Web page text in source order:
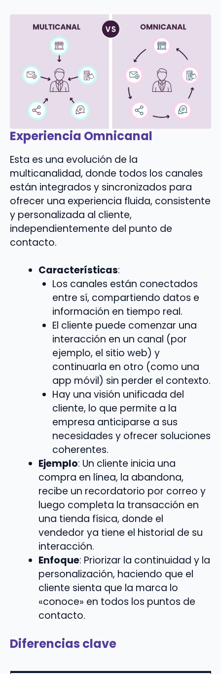
Experiencia Omnicanal
Esta es una evolución de la
multicanalidad, donde todos los canales
están integrados y sincronizados para
ofrecer una experiencia fluida, consistente
y personalizada al cliente,
independientemente del punto de
contacto.
Características:
Los canales están conectados
entre sí, compartiendo datos e
información en tiempo real.
El cliente puede comenzar una
interacción en un canal (por
ejemplo, el sitio web) y
continuarla en otro (como una
app móvil) sin perder el contexto.
Hay una visión unificada del
cliente, lo que permite a la
empresa anticiparse a sus
necesidades y ofrecer soluciones
coherentes.
Ejemplo: Un cliente inicia una
compra en línea, la abandona,
recibe un recordatorio por correo y
luego completa la transacción en
una tienda física, donde el
vendedor ya tiene el historial de su
interacción.
Enfoque: Priorizar la continuidad y la
personalización, haciendo que el
cliente sienta que la marca lo
«conoce» en todos los puntos de
contacto.
Diferencias clave